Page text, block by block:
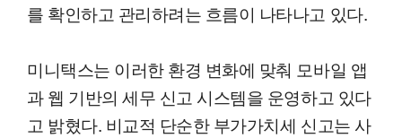
를 확인하고 관리하려는 흐름이 나타나고 있다.
미니택스는 이러한 환경 변화에 맞춰 모바일 앱
과 웹 기반의 세무 신고 시스템을 운영하고 있다
고 밝혔다. 비교적 단순한 부가가치세 신고는 사